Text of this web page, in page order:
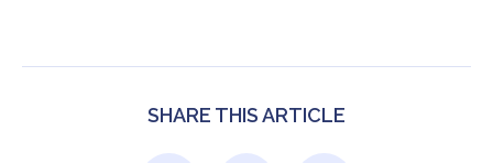
SHARE THIS ARTICLE